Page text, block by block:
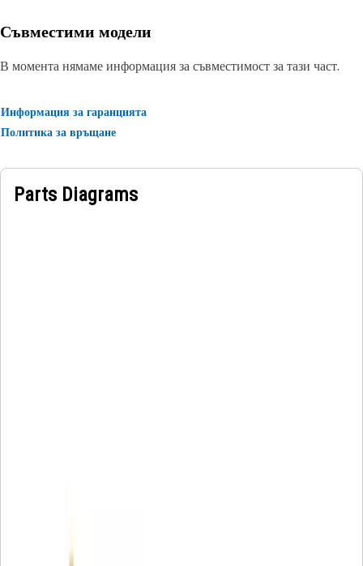
Съвместими модели
В момента нямаме информация за съвместимост за тази част.
Информация за гаранцията
Политика за връщане
Parts Diagrams